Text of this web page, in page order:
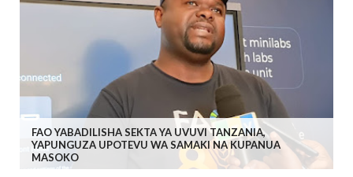
FAO YABADILISHA SEKTA YA UVUVI TANZANIA,
YAPUNGUZA UPOTEVU WA SAMAKI NA KUPANUA
MASOKO